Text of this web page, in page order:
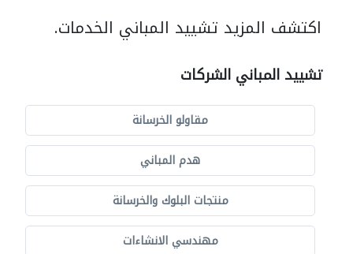
اكتشف المزيد تشييد المباني الخدمات.
تشييد المباني الشركات
مقاولو الخرسانة
هدم المباني
منتجات البلوك والخرسانة
مهندسي الانشاءات